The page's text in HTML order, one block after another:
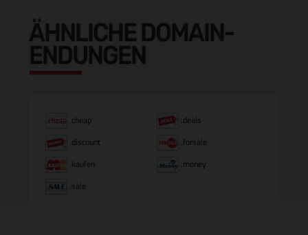
ÄHNLICHE DOMAIN-
ENDUNGEN
.cheap
.deals
.discount
.forsale
.kaufen
.money
.sale